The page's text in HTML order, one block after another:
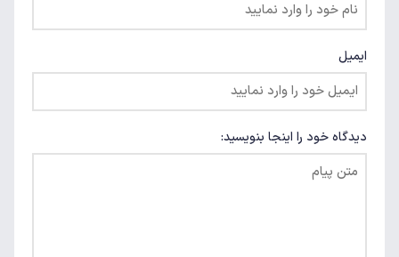
ایمیل
دیدگاه خود را اینجا بنویسید: